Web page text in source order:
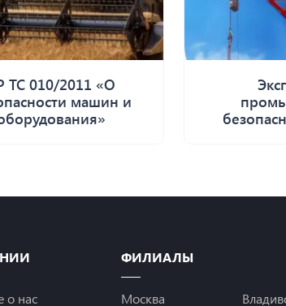
ТС 010/2011 «О
машин и
о нас
ФИЛИАЛЫ
Москва